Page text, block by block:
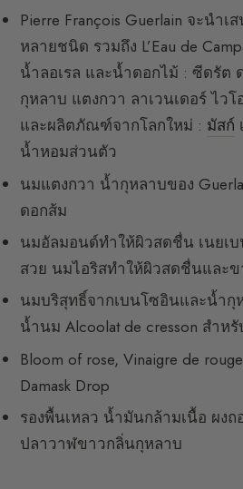
Pierre François Guerlain จะนำ
หลายชนิด รวมถึง L’Eau de
น้ำลอเรล และน้ำดอกไม้ : ซีดรัต
กุหลาบ แตงกวา ลาเวนเดอร์ ไวโ
และผลิตภัณฑ์จากโลกใหม่ : มัสก์
น้ำหอมส่วนตัว
นมแตงกวา น้ำกุหลาบของ
ดอกส้ม
นมอัลมอนด์ทำให้ผิวสดชื่น เนยเ
สวย นมไอริสทำให้ผิวสดชื่นและ
นมบริสุทธิ์จากเบนโซอินและน้ำกุ
น้ำนม Alcoolat de cresson สำห
Bloom of rose, Vinaigre de
Damask Drop
รองพื้นเหลว น้ำมันกล้ามเนื้อ ผง
ปลาวาฬขาวกลิ่นกุหลาบ